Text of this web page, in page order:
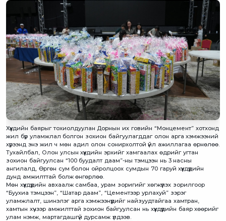
Хүүхдийн баярыг тохиолдуулан Дорнын их говийн “Монцемент” хотхонд
жил бүр уламжлал болгон зохион байгуулагддаг олон арга хэмжээний
хүрээнд энэ жил ч мөн адил олон сонирхолтой үйл ажиллагаа өрнөлөө.
Тухайлбал, Олон улсын хүүхдийн эрхийг хамгаалах өдрийг угтан
зохион байгуулсан “100 буудалт даам”-ны тэмцээн нь 3 насны
ангилалд, Өргөн сум болон ойролцоох сумдын 70 гаруй хүүхдүүдийн
дунд амжилттай болж өнгөрлөө.
Мөн хүүхдүүдийн авхаалж самбаа, урам зоригийг хөгжүүлэх зорилгоор
“Буухиа тэмцээн”, “Шатар даам”, “Цементээр урлахуй” зэрэг
уламжлалт, шинэлэг арга хэмжээнүүдийг найзуудтайгаа хамтран,
хамтын хүчээр амжилттай зохион байгуулсан нь хүүхдүүдийн баяр хөөрийг
улам нэмж, мартагдашгүй дурсамж үлдээв.